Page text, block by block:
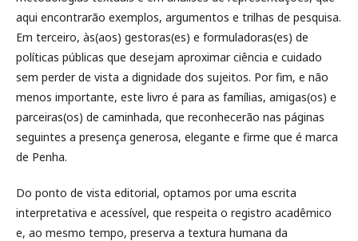
aqui encontrarão exemplos, argumentos e trilhas de pesquisa.
Em terceiro, às(aos) gestoras(es) e formuladoras(es) de
políticas públicas que desejam aproximar ciência e cuidado
sem perder de vista a dignidade dos sujeitos. Por fim, e não
menos importante, este livro é para as famílias, amigas(os) e
parceiras(os) de caminhada, que reconhecerão nas páginas
seguintes a presença generosa, elegante e firme que é marca
de Penha.
Do ponto de vista editorial, optamos por uma escrita
interpretativa e acessível, que respeita o registro acadêmico
e, ao mesmo tempo, preserva a textura humana da